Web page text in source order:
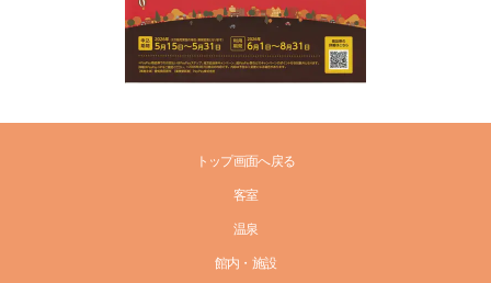
トップ画面へ戻る
客室
温泉
館内・施設